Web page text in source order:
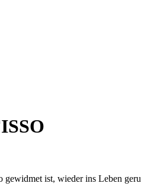
ist, wieder ins Leben